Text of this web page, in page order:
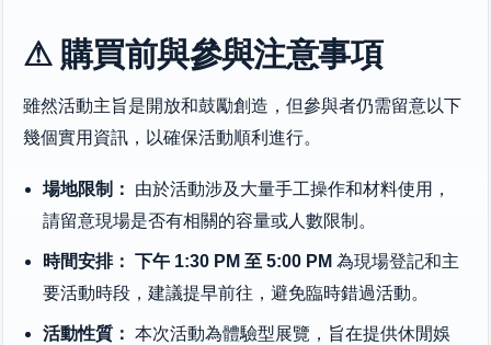
⚠ 購買前與參與注意事項
雖然活動主旨是開放和鼓勵創造，但參與者仍需留意以下
幾個實用資訊，以確保活動順利進行。
場地限制：
由於活動涉及大量手工操作和材料使用，
請留意現場是否有相關的容量或人數限制。
時間安排： 下午 1:30 PM 至 5:00 PM 為現場登記和主
要活動時段，建議提早前往，避免臨時錯過活動。
活動性質： 本次活動為體驗型展覽，旨在提供休閒娛